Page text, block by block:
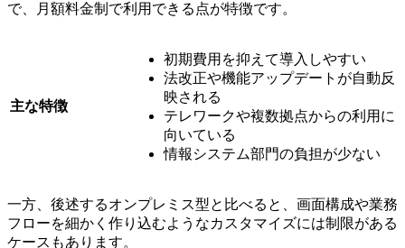
で、月額料金制で利用できる点が特徴です。
主な特徴
初期費用を抑えて導入しやすい
法改正や機能アップデートが自動反
映される
テレワークや複数拠点からの利用に
向いている
情報システム部門の負担が少ない
一方、後述するオンプレミス型と比べると、画面構成や業務
フローを細かく作り込むようなカスタマイズには制限がある
ケースもあります。